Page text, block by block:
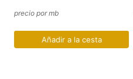
precio por mb
Añadir a la cesta